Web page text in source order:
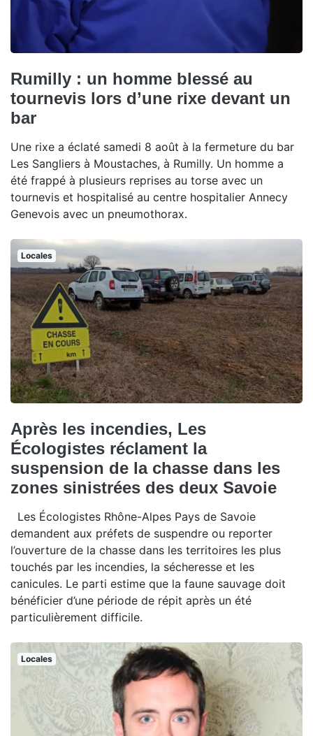
Rumilly : un homme blessé au
tournevis lors d’une rixe devant un
bar
Une rixe a éclaté samedi 8 août à la fermeture du bar
Les Sangliers à Moustaches, à Rumilly. Un homme a
été frappé à plusieurs reprises au torse avec un
tournevis et hospitalisé au centre hospitalier Annecy
Genevois avec un pneumothorax.
Locales
Après les incendies, Les
Écologistes réclament la
suspension de la chasse dans les
zones sinistrées des deux Savoie
Les Écologistes Rhône-Alpes Pays de Savoie
demandent aux préfets de suspendre ou reporter
l’ouverture de la chasse dans les territoires les plus
touchés par les incendies, la sécheresse et les
canicules. Le parti estime que la faune sauvage doit
bénéficier d’une période de répit après un été
particulièrement difficile.
Locales